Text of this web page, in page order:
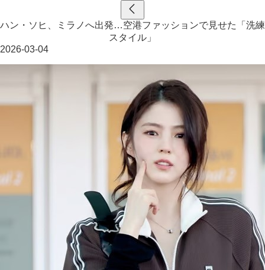
ハン・ソヒ、ミラノへ出発…空港ファッションで見せた「洗練
スタイル」
2026-03-04